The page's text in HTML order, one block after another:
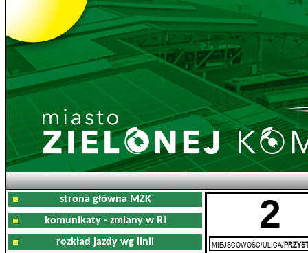
strona główna MZK
komunikaty - zmiany w RJ
rozkład jazdy wg linii
2
MIEJSCOWOŚĆ/ULICA/